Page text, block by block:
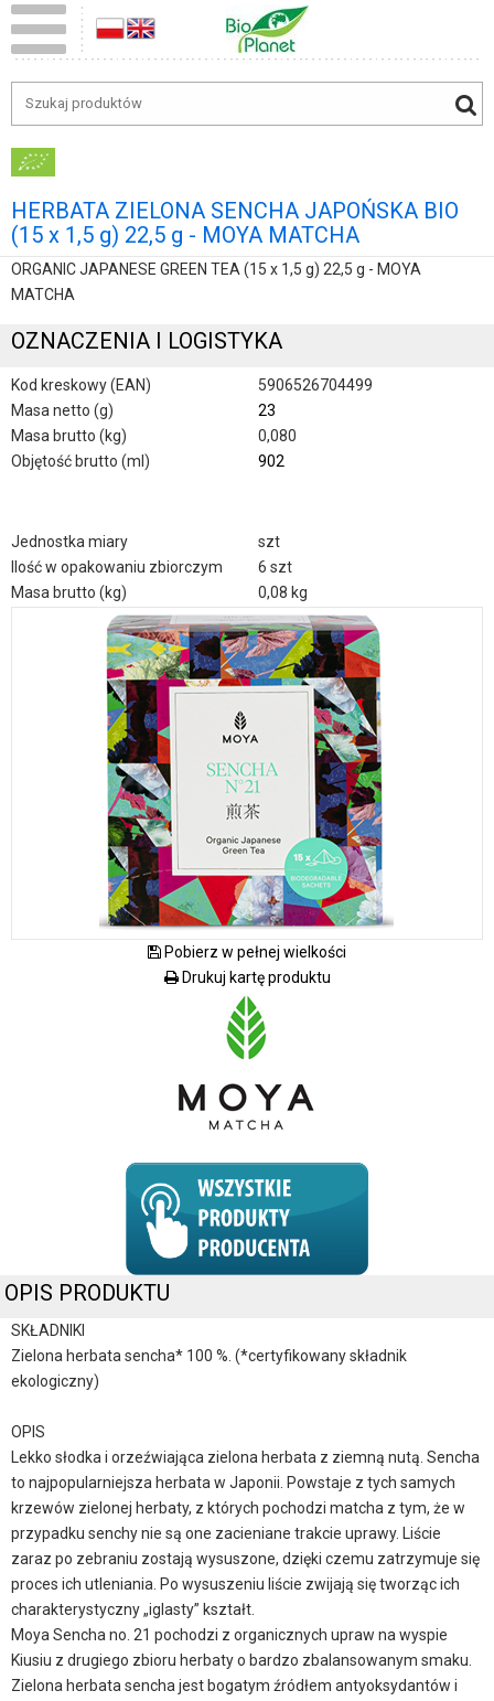
HERBATA ZIELONA SENCHA JAPOŃSKA BIO
(15 x 1,5 g) 22,5 g - MOYA MATCHA
ORGANIC JAPANESE GREEN TEA (15 x 1,5 g) 22,5 g - MOYA
MATCHA
OZNACZENIA I LOGISTYKA
Kod kreskowy (EAN)
5906526704499
Masa netto (g)
23
Masa brutto (kg)
0,080
Objętość brutto (ml)
902
Jednostka miary
szt
Ilość w opakowaniu zbiorczym
6 szt
Masa brutto (kg)
0,08 kg
Pobierz w pełnej wielkości
Drukuj kartę produktu
OPIS PRODUKTU
SKŁADNIKI
Zielona herbata sencha* 100 %. (*certyfikowany składnik
ekologiczny)
OPIS
Lekko słodka i orzeźwiająca zielona herbata z ziemną nutą. Sencha
to najpopularniejsza herbata w Japonii. Powstaje z tych samych
krzewów zielonej herbaty, z których pochodzi matcha z tym, że w
przypadku senchy nie są one zacieniane trakcie uprawy. Liście
zaraz po zebraniu zostają wysuszone, dzięki czemu zatrzymuje się
proces ich utleniania. Po wysuszeniu liście zwijają się tworząc ich
charakterystyczny „iglasty” kształt.
Moya Sencha no. 21 pochodzi z organicznych upraw na wyspie
Kiusiu z drugiego zbioru herbaty o bardzo zbalansowanym smaku.
Zielona herbata sencha jest bogatym źródłem antyoksydantów i